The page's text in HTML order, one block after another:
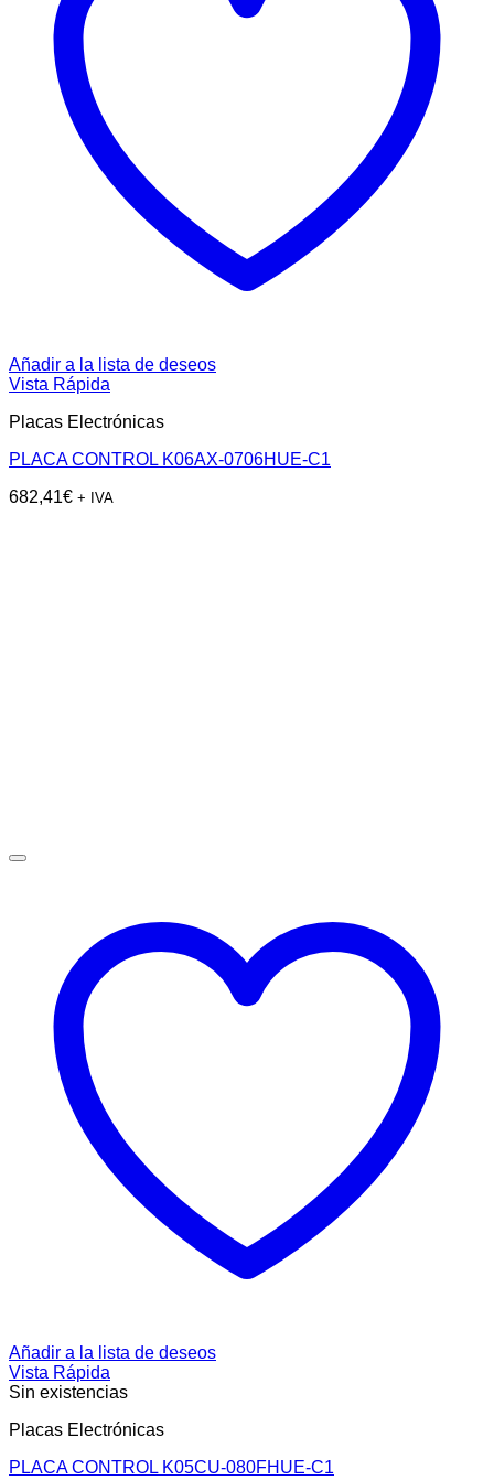
Añadir a la lista de deseos
Vista Rápida
Placas Electrónicas
PLACA CONTROL K06AX-0706HUE-C1
682,41€ + IVA
Añadir a la lista de deseos
Vista Rápida
Sin existencias
Placas Electrónicas
PLACA CONTROL K05CU-080FHUE-C1